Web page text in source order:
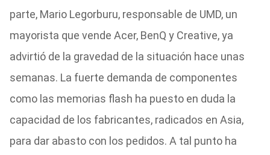
parte, Mario Legorburu, responsable de UMD, un
mayorista que vende Acer, BenQ y Creative, ya
advirtió de la gravedad de la situación hace unas
semanas. La fuerte demanda de componentes
como las memorias flash ha puesto en duda la
capacidad de los fabricantes, radicados en Asia,
para dar abasto con los pedidos. A tal punto ha